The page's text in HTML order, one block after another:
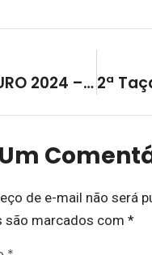
SÉRIE OURO 2024 – QUARTAS DE FINAL IDA – ABF X ACBF
de e-mail não será
são marcados com *